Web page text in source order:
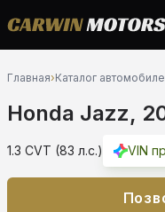
Главная›Каталог
Honda Jazz,
1.3 CVT (83 л.с.) VIN